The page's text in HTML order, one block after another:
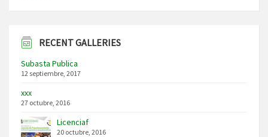
RECENT GALLERIES
Subasta Publica
12 septiembre, 2017
xxx
27 octubre, 2016
Licenciaf
20 octubre, 2016